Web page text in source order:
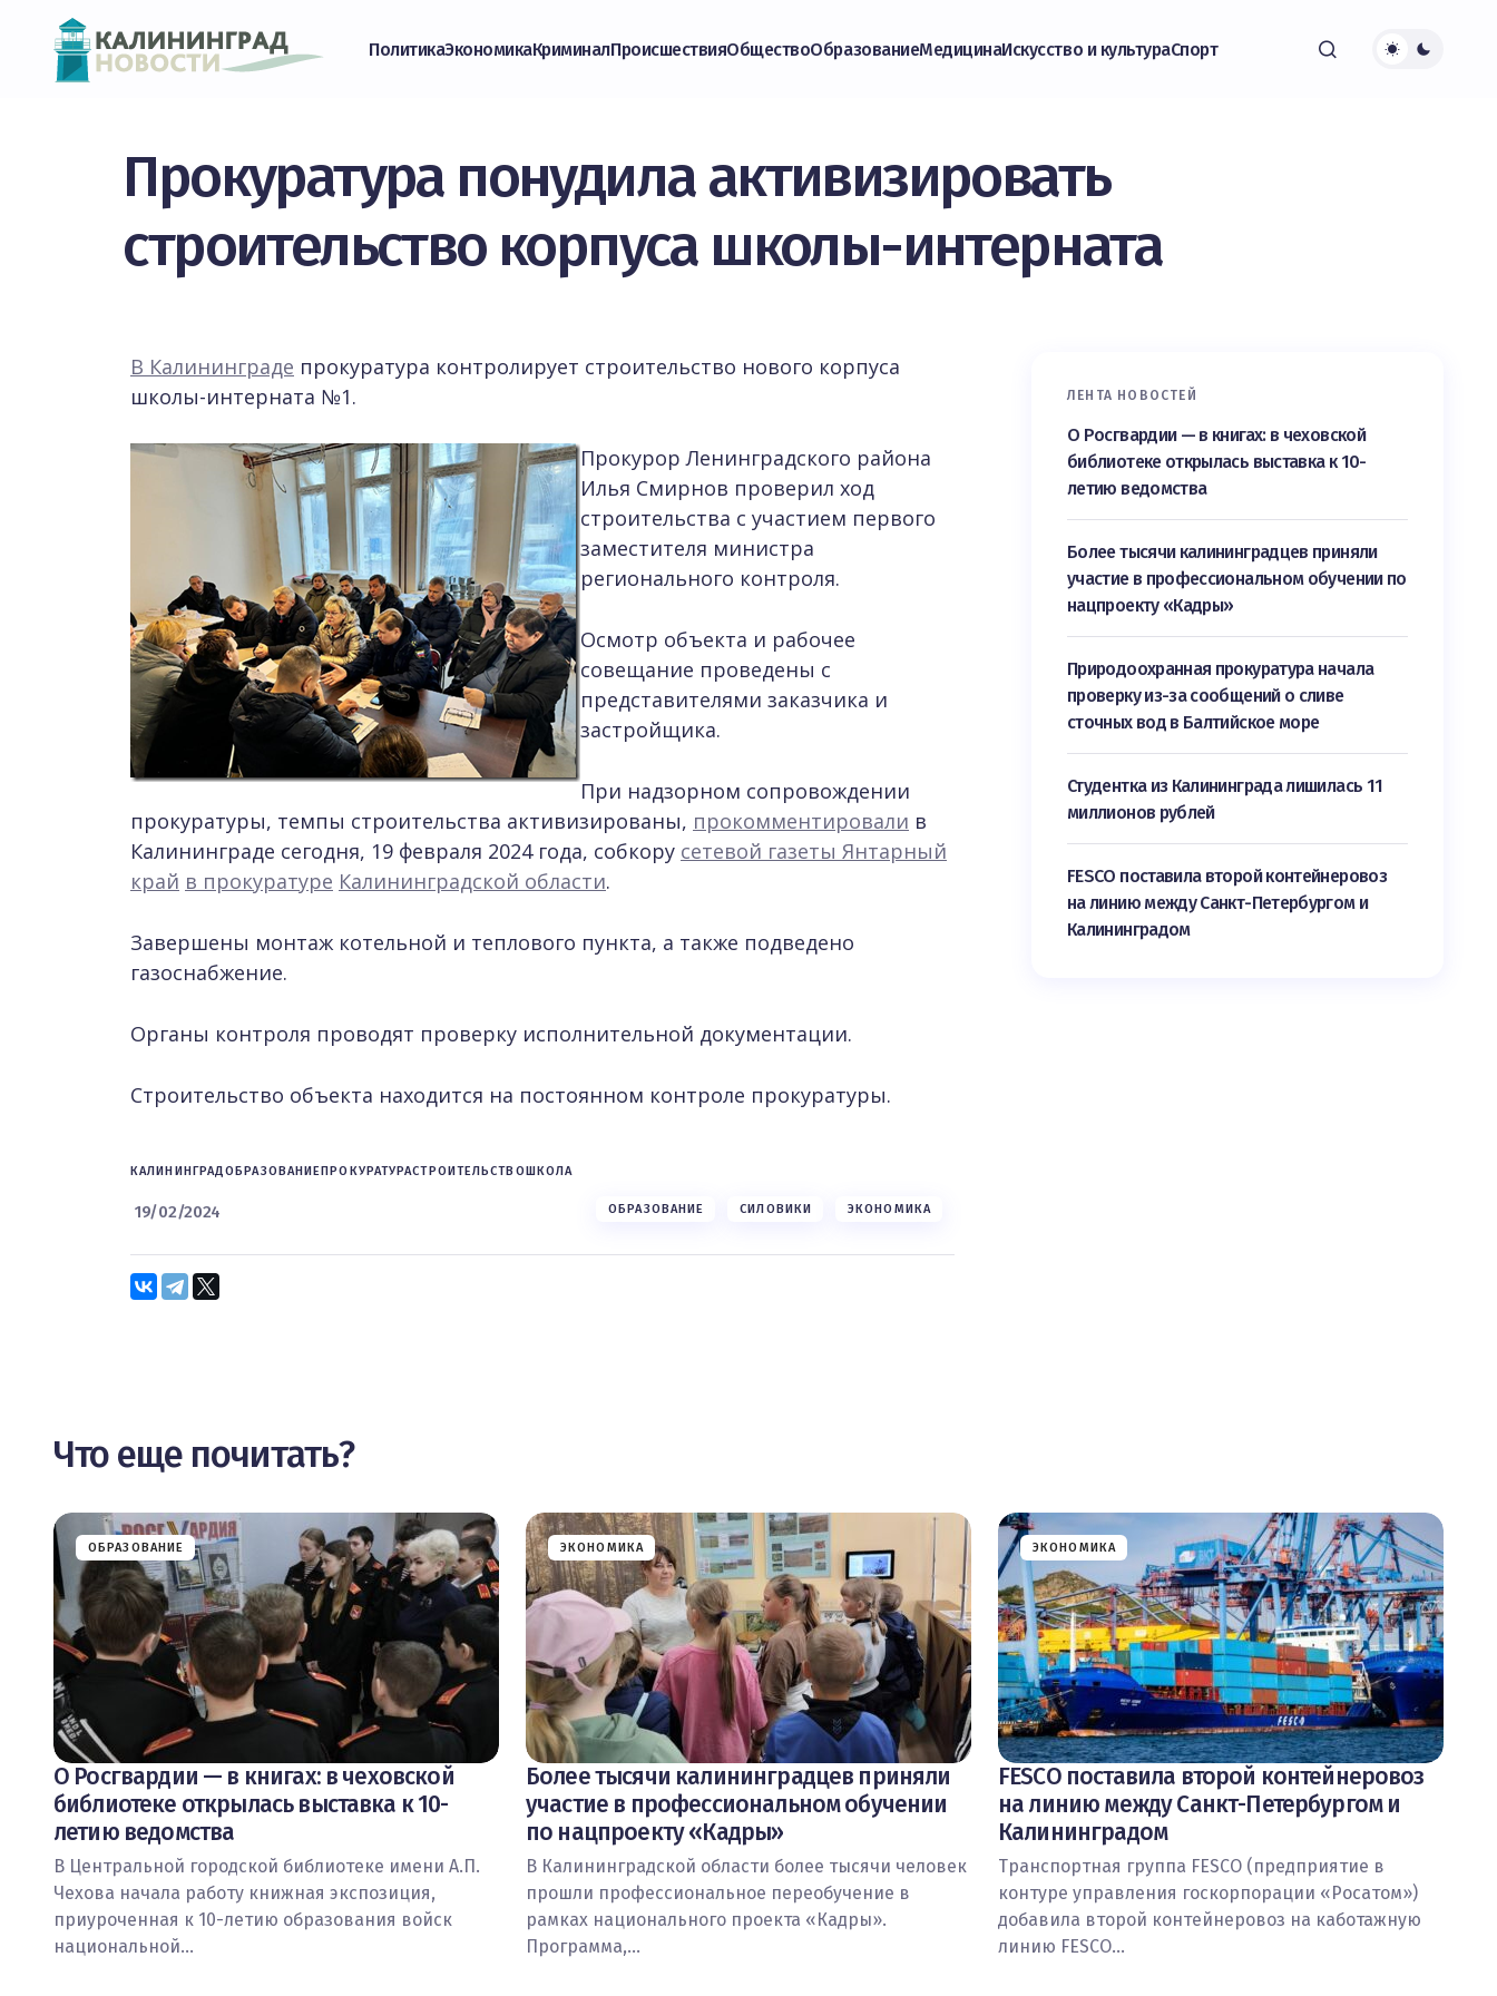
ПолитикаЭкономикаКриминалПроисшествияОбществоОбразованиеМедицинаИскусство и культураСпорт
Прокуратура понудила активизировать
строительство корпуса школы-интерната
В Калининграде прокуратура контролирует строительство нового корпуса
школы-интерната №1.
Прокурор Ленинградского района
Илья Смирнов проверил ход
строительства с участием первого
заместителя министра
регионального контроля.
Осмотр объекта и рабочее
совещание проведены с
представителями заказчика и
застройщика.
При надзорном сопровождении
прокуратуры, темпы строительства активизированы, прокомментировали в
Калининграде сегодня, 19 февраля 2024 года, собкору сетевой газеты Янтарный
край в прокуратуре Калининградской области.
Завершены монтаж котельной и теплового пункта, а также подведено
газоснабжение.
Органы контроля проводят проверку исполнительной документации.
Строительство объекта находится на постоянном контроле прокуратуры.
КАЛИНИНГРАДОБРАЗОВАНИЕПРОКУРАТУРАСТРОИТЕЛЬСТВОШКОЛА
19/02/2024 ОБРАЗОВАНИЕ СИЛОВИКИ ЭКОНОМИКА
ЛЕНТА НОВОСТЕЙ
О Росгвардии — в книгах: в чеховской
библиотеке открылась выставка к 10-
летию ведомства
Более тысячи калининградцев приняли
участие в профессиональном обучении по
нацпроекту «Кадры»
Природоохранная прокуратура начала
проверку из-за сообщений о сливе
сточных вод в Балтийское море
Студентка из Калининграда лишилась 11
миллионов рублей
FESCO поставила второй контейнеровоз
на линию между Санкт-Петербургом и
Калининградом
Что еще почитать?
ОБРАЗОВАНИЕ
О Росгвардии — в книгах: в чеховской
библиотеке открылась выставка к 10-
летию ведомства
В Центральной городской библиотеке имени А.П.
Чехова начала работу книжная экспозиция,
приуроченная к 10-летию образования войск
национальной…
ЭКОНОМИКА
Более тысячи калининградцев приняли
участие в профессиональном обучении
по нацпроекту «Кадры»
В Калининградской области более тысячи человек
прошли профессиональное переобучение в
рамках национального проекта «Кадры».
Программа,…
ЭКОНОМИКА
FESCO поставила второй контейнеровоз
на линию между Санкт-Петербургом и
Калининградом
Транспортная группа FESCO (предприятие в
контуре управления госкорпорации «Росатом»)
добавила второй контейнеровоз на каботажную
линию FESCO…